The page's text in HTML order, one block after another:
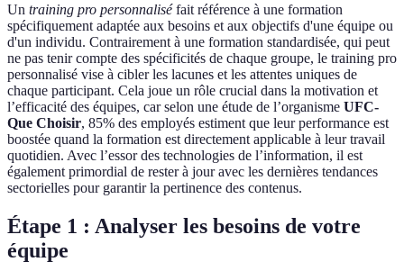
Un training pro personnaliséfait référence à une formation
spécifiquement adaptée aux besoins et aux objectifs d'une équipe ou
d'un individu. Contrairement à une formation standardisée, qui peut
ne pas tenir compte des spécificités de chaque groupe, le training pro
personnalisé vise à cibler les lacunes et les attentes uniques de
chaque participant. Cela joue un rôle crucial dans la motivation et
l’efficacité des équipes, car selon une étude de l’organisme UFC-
Que Choisir, 85% des employés estiment que leur performance est
boostée quand la formation est directement applicable à leur travail
quotidien. Avec l’essor des technologies de l’information, il est
également primordial de rester à jour avec les dernières tendances
sectorielles pour garantir la pertinence des contenus.
Étape 1 : Analyser les besoins de votre
équipe